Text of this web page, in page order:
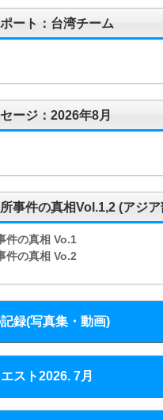
ート：台湾チーム
ージ：2026年8月
事件の真相Vol.1,2 (アジ
件の真相Vo.1
件の真相Vo.2
録(写真集・動画)
スト2026. 7月